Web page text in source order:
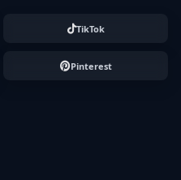
TikTok
Pinterest